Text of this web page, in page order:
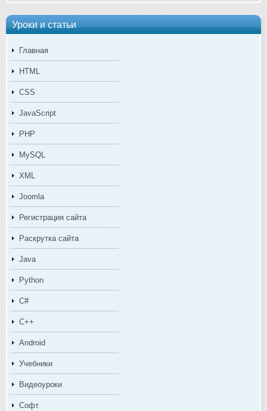
Уроки и статьи
Главная
HTML
CSS
JavaScript
PHP
MySQL
XML
Joomla
Регистрация сайта
Раскрутка сайта
Java
Python
C#
C++
Android
Учебники
Видеоуроки
Софт